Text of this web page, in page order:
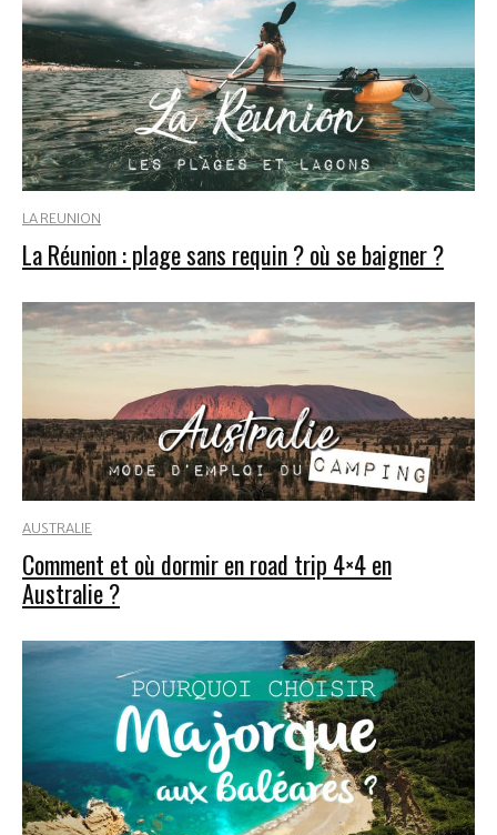
LA REUNION
La Réunion : plage sans requin ? où se baigner ?
AUSTRALIE
Comment et où dormir en road trip 4×4 en
Australie ?